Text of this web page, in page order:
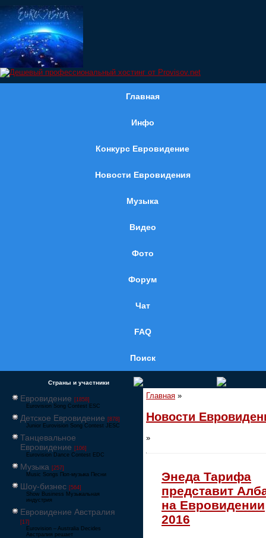
Главная
Инфо
Конкурс Евровидение
Новости Евровидения
Музыка
Видео
Фото
Форум
Чат
FAQ
Поиск
Страны и участники
Евровидение [1858]
Eurovision Song Contest ESC
Детское Евровидение [878]
Junior Eurovision Song Contest JESC
Танцевальное
Евровидение [106]
Eurovision Dance Contest EDC
Музыка [257]
Music Songs Поп-музыка Песни
Шоу-бизнес [564]
Show Business Музыкальная
индустрия
Евровидение Австралия
[17]
Eurovision – Australia Decides
Австралия решает
Главная »
Новости
»
Энеда Тарифа
представит
на Евровидении
2016